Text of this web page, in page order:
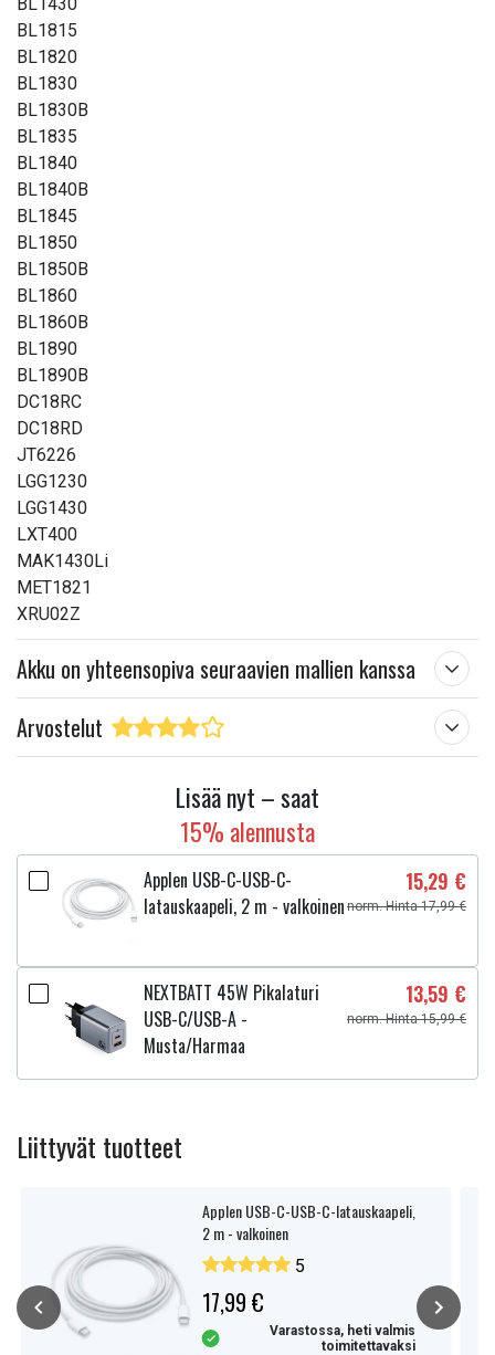
BL1815
BL1820
BL1830
BL1830B
BL1835
BL1840
BL1840B
BL1845
BL1850
BL1850B
BL1860
BL1860B
BL1890
BL1890B
DC18RC
DC18RD
JT6226
LGG1230
LGG1430
LXT400
MAK1430Li
MET1821
XRU02Z
Akku on yhteensopiva seuraavien mallien kanssa
Arvostelut
Lisää nyt – saat
15% alennusta
Applen USB-C-USB-C-
latauskaapeli, 2 m - valkoinen
15,29 €
norm. Hinta 17,99 €
NEXTBATT 45W Pikalaturi
USB-C/USB-A -
Musta/Harmaa
13,59 €
norm. Hinta 15,99 €
Liittyvät tuotteet
Applen USB-C-USB-C-latauskaapeli,
2 m - valkoinen
5
17,99 €
Varastossa, heti valmis
toimitettavaksi